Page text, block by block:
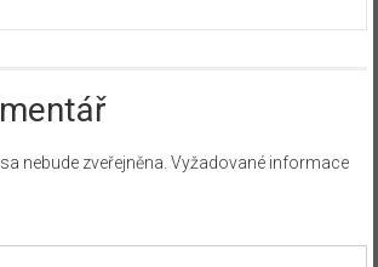
nebude zveřejněna. Vyžadované informace